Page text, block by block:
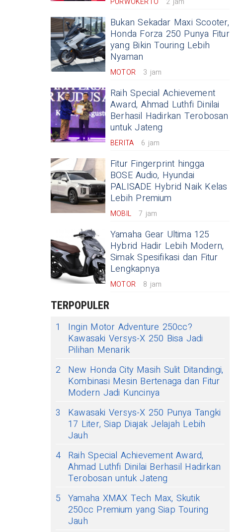
Bukan Sekadar Maxi Scooter,
Honda Forza 250 Punya Fitur
yang Bikin Touring Lebih
Nyaman
MOTOR 3 jam
Raih Special Achievement
Award, Ahmad Luthfi Dinilai
Berhasil Hadirkan Terobosan
untuk Jateng
BERITA 6 jam
Fitur Fingerprint hingga
BOSE Audio, Hyundai
PALISADE Hybrid Naik Kelas
Lebih Premium
MOBIL 7 jam
Yamaha Gear Ultima 125
Hybrid Hadir Lebih Modern,
Simak Spesifikasi dan Fitur
Lengkapnya
MOTOR 8 jam
TERPOPULER
1
Ingin Motor Adventure 250cc?
Kawasaki Versys-X 250 Bisa Jadi
Pilihan Menarik
2
New Honda City Masih Sulit Ditandingi,
Kombinasi Mesin Bertenaga dan Fitur
Modern Jadi Kuncinya
3
Kawasaki Versys-X 250 Punya Tangki
17 Liter, Siap Diajak Jelajah Lebih
Jauh
4 Raih Special Achievement Award,
Ahmad Luthfi Dinilai Berhasil Hadirkan
Terobosan untuk Jateng
5 Yamaha XMAX Tech Max, Skutik
250cc Premium yang Siap Touring
Jauh